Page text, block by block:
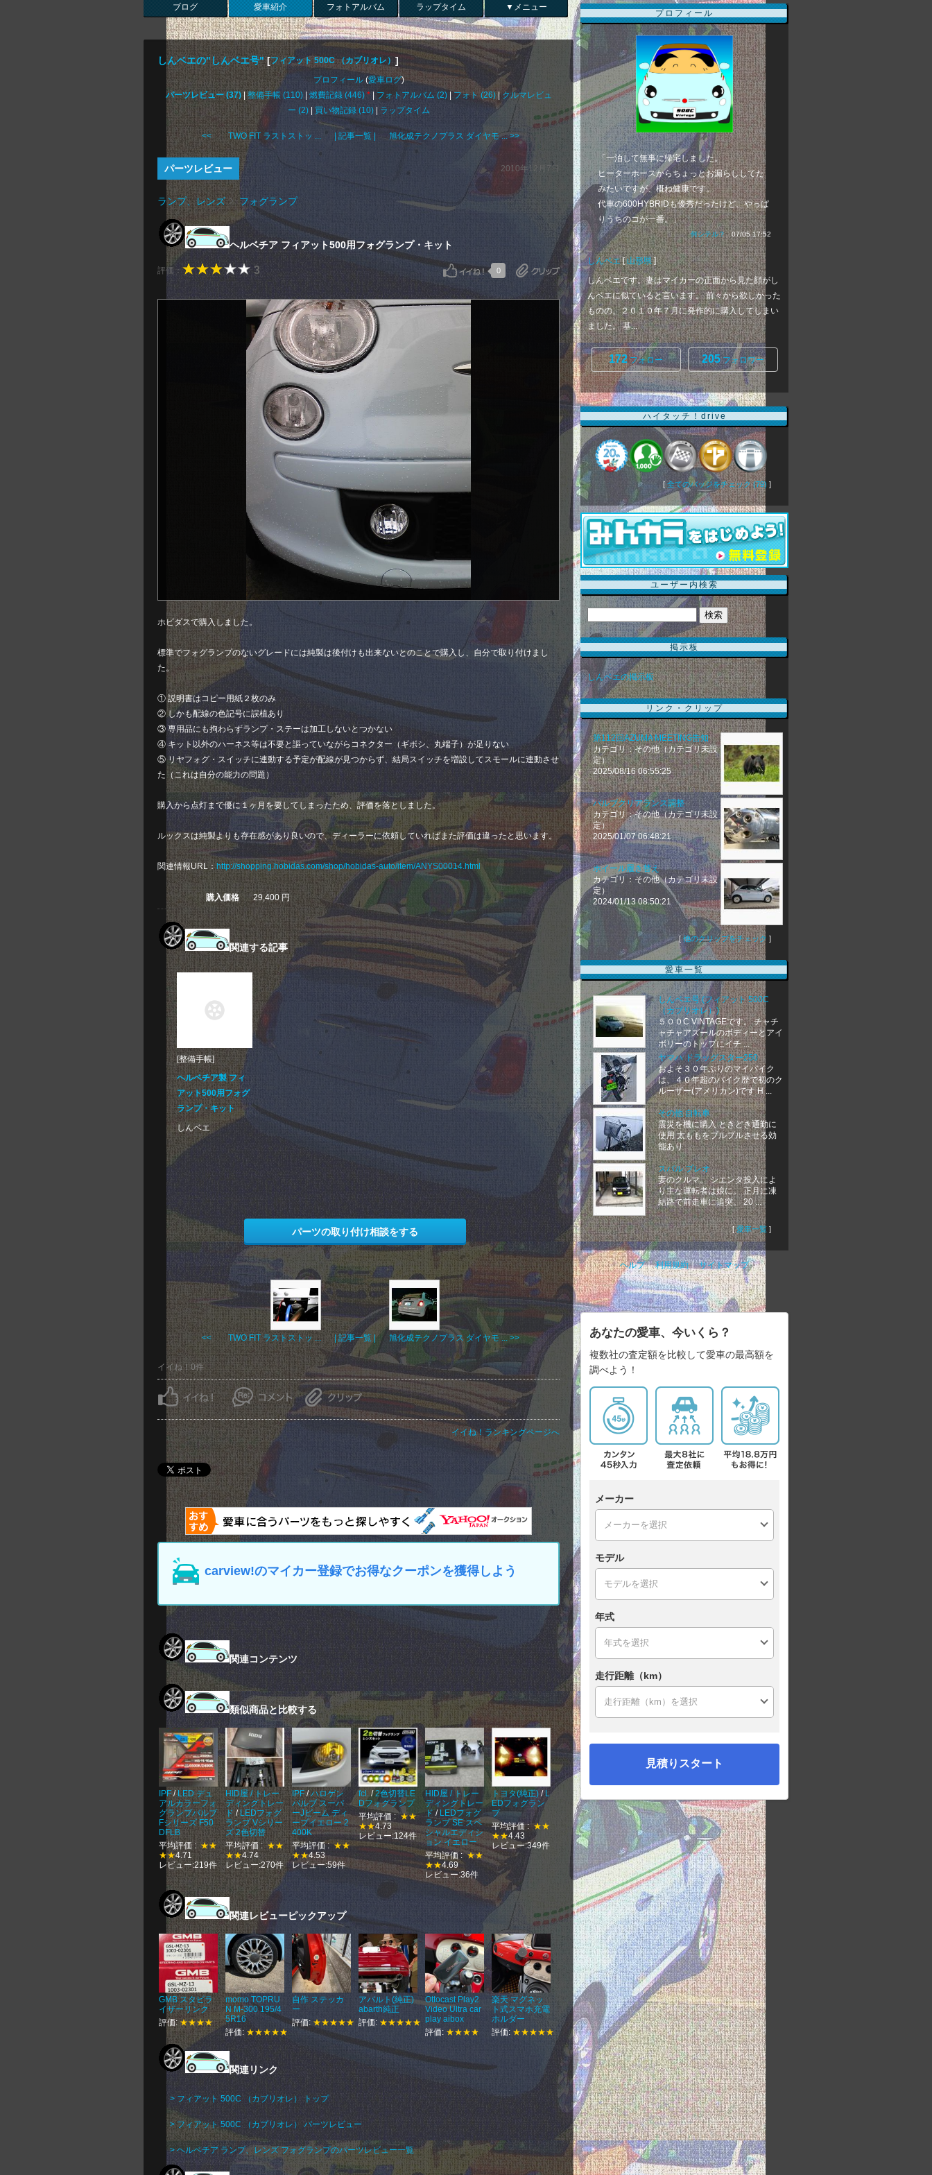
ブログ 愛車紹介 フォトアルバム ラップタイム ▼メニュー
しんベエの"しんベエ号"[フィアット 500C （カブリオレ） ]
プロフィール(愛車ログ)
パーツレビュー (37)|整備手帳 (110)| 燃費記録 (446)*| フォトアルバム (2)| フォト (26)|クルマレビュ
ー (2)| 買い物記録 (10)| ラップタイム
<< TWO FIT ラストストッ ... | 記事一覧 | 旭化成テクノプラス ダイヤモ ... >>
パーツレビュー 2010年12月7日
ランプ、レンズ フォグランプ
ヘルベチア フィアット500用フォグランプ・キット
評価： 3 0
ホビダスで購入しました。
標準でフォグランプのないグレードには純製は後付けも出来ないとのことで購入し、自分で取り付けまし
た。
① 説明書はコピー用紙２枚のみ
② しかも配線の色記号に誤植あり
③ 専用品にも拘わらずランプ・ステーは加工しないとつかない
④ キット以外のハーネス等は不要と謳っていながらコネクター（ギボシ、丸端子）が足りない
⑤ リヤフォグ・スイッチに連動する予定が配線が見つからず、結局スイッチを増設してスモールに連動させ
た（これは自分の能力の問題）
購入から点灯まで優に１ヶ月を要してしまったため、評価を落としました。
ルックスは純製よりも存在感があり良いので、ディーラーに依頼していればまた評価は違ったと思います。
関連情報URL：http://shopping.hobidas.com/shop/hobidas-auto/item/ANYS00014.html
購入価格 29,400 円
関連する記事
[整備手帳]
ヘルベチア製 フィ
アット500用フォグ
ランプ・キット
しんベエ
パーツの取り付け相談をする
<< TWO FIT ラストストッ ... | 記事一覧 | 旭化成テクノプラス ダイヤモ ... >>
イイね！0件
イイね！ランキングページへ
carview!のマイカー登録でお得なクーポンを獲得しよう
関連コンテンツ
類似商品と比較する
IPF/LED デュ
アルカラーフォ
グランプバルブ
Fシリーズ F50
DFLB
平均評価 : ★★
★★4.71
レビュー:219件
HID屋 / トレー
ディングトレー
ド/ LEDフォグ
ランプ Vシリー
ズ 2色切替
平均評価 :★★
★★4.74
レビュー:270件
IPF /ハロゲン
バルブ スーパ
ーJビーム ディ
ープイエロー 2
400K
平均評価 :★★
★★4.53
レビュー:59件
fcl. /2色切替LE
Dフォグランプ
平均評価 :★★
★★4.73
レビュー:124件
HID屋 / トレー
ディングトレー
ド/ LEDフォグ
ランプ SE スペ
シャルエディシ
ョン イエロー
平均評価 :★★
★★4.69
レビュー:36件
トヨタ(純正) /L
EDフォグラン
プ
平均評価 :★★
★★4.43
レビュー:349件
関連レビューピックアップ
GMB スタビラ
イザーリンク
評価:★★★★
momo TOPRU
N M-300 195/4
5R16
評価: ★★★★★
自作 ステッカ
ー
評価: ★★★★★
アバルト(純正)
abarth純正
評価: ★★★★★
Ottocast Play2
Video Ultra car
play aibox
評価: ★★★★
楽天 マグネッ
ト式スマホ充電
ホルダー
評価: ★★★★★
関連リンク
> フィアット 500C （カブリオレ） トップ
> フィアット 500C （カブリオレ） パーツレビュー
> ヘルベチア ランプ、レンズ フォグランプのパーツレビュー一覧
プロフィール
「一泊して無事に帰宅しました。
ヒーターホースからちょっとお漏らししてた
みたいですが、概ね健康です。
代車の600HYBRIDも優秀だったけど、やっぱ
りうちのコが一番。」
何シテル？07/05 17:52
しんベエ[山形県]
しんベエです。妻はマイカーの正面から見た顔がし
んベエに似ていると言います。 前々から欲しかった
ものの、２０１０年７月に発作的に購入してしまい
ました。 基...
172フォロー 205フォロワー
ハイタッチ！drive
[全てのバッジをチェック (79) ]
ユーザー内検索
掲示板
しんベエの掲示板
リンク・クリップ
第112回AZUMA MEETING告知
カテゴリ：その他（カテゴリ未設
定）
2025/08/16 06:55:25
バルブクリアランス調整
カテゴリ：その他（カテゴリ未設
定）
2025/01/07 06:48:21
ホイール履き替え
カテゴリ：その他（カテゴリ未設
定）
2024/01/13 08:50:21
[他のクリップをチェック ]
愛車一覧
しんベエ号 (フィアット 500C
（カブリオレ）)
５００C VINTAGEです。 チャチ
ャチャアズールのボディーとアイ
ボリーのトップにイチ ...
ヤマハ ドラッグスター250
およそ３０年ぶりのマイバイク
は、４０年超のバイク歴で初のク
ルーザー(アメリカン)です H ...
その他 自転車
震災を機に購入 ときどき通勤に
使用 太ももをプルプルさせる効
能あり
スバル プレオ
妻のクルマ。 シエンタ投入によ
り主な運転者は娘に。 正月に凍
結路で前走車に追突。 20 ...
[愛車一覧 ]
ヘルプ｜利用規約｜サイトマップ
あなたの愛車、今いくら？
複数社の査定額を比較して愛車の最高額を
調べよう！
メーカー
モデル
年式
走行距離（km）
見積りスタート